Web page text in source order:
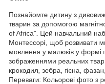
Познайомте дитину з
тварин за допомогою
of Africa". Цей навчальний
Монтессорі, щоб розвивати
мовлення у малюків у формі
зображеннями реальних
крокодил, зебра, гієна,
Переваги: Кольорові фото з